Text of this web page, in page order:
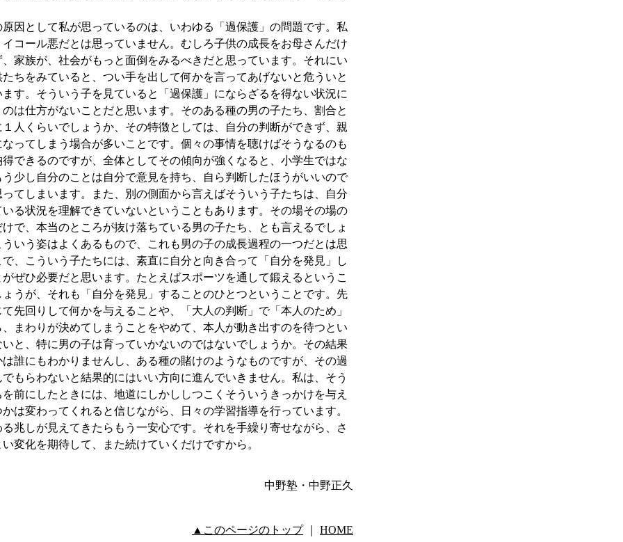
因として私が思っているのは、いわゆる「過保護」の問題です。私
コール悪だとは思っていません。むしろ子供の成長をお母さんだけ
家族が、社会がもっと面倒をみるべきだと思っています。それにい
ちをみていると、つい手を出して何かを言ってあげないと危ういと
す。そういう子を見ていると「過保護」にならざるを得ない状況に
は仕方がないことだと思います。そのある種の男の子たち、割合と
１人くらいでしょうか、その特徴としては、自分の判断ができず、親
ってしまう場合が多いことです。個々の事情を聴けばそうなるのも
できるのですが、全体としてその傾向が強くなると、小学生ではな
少し自分のことは自分で意見を持ち、自ら判断したほうがいいので
てしまいます。また、別の側面から言えばそういう子たちは、自分
る状況を理解できていないということもあります。その場その場の
で、本当のところが抜け落ちている男の子たち、とも言えるでしょ
いう姿はよくあるもので、これも男の子の成長過程の一つだとは思
、こういう子たちには、素直に自分と向き合って「自分を発見」し
ぜひ必要だと思います。たとえばスポーツを通して鍛えるというこ
うが、それも「自分を発見」することのひとつということです。先
先回りして何かを与えることや、「大人の判断」で「本人のため」
まわりが決めてしまうことをやめて、本人が動き出すのを待つとい
と、特に男の子は育っていかないのではないでしょうか。その結果
誰にもわかりませんし、ある種の賭けのようなものですが、その過
もらわないと結果的にはいい方向に進んでいきません。私は、そう
前にしたときには、地道にしかししつこくそういうきっかけを与え
は変わってくれると信じながら、日々の学習指導を行っています。
兆しが見えてきたらもう一安心です。それを手繰り寄せながら、さ
変化を期待して、また続けていくだけですから。
中野塾・中野正久
▲このページのトップ｜ HOME